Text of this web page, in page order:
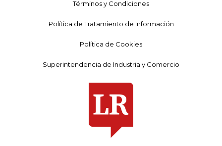
Términos y Condiciones
Política de Tratamiento de Información
Política de Cookies
Superintendencia de Industria y Comercio